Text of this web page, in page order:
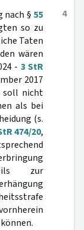
4
nach § 55
so zu
Taten
wären
- 3 StR
2017
soll nicht
als bei
(s.
474/20,
zur